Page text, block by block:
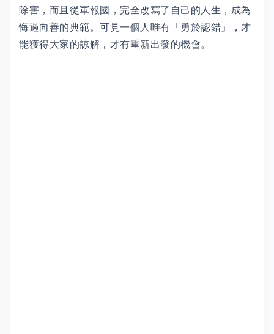
除害，而且從軍報國，完全改寫了自己的人生，成為
悔過向善的典範。可見一個人唯有「勇於認錯」，才
能獲得大家的諒解，才有重新出發的機會。